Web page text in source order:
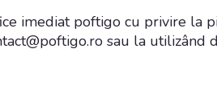
imediat poftigo cu privire la
sau la utilizând